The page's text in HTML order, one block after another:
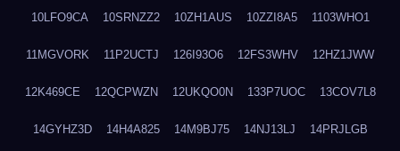
10LFO9CA 10SRNZZ2 10ZH1AUS 10ZZI8A5 1103WHO1
11MGVORK 11P2UCTJ 126I93O6 12FS3WHV 12HZ1JWW
12K469CE 12QCPWZN 12UKQO0N 133P7UOC 13COV7L8
14GYHZ3D 14H4A825 14M9BJ75 14NJ13LJ 14PRJLGB